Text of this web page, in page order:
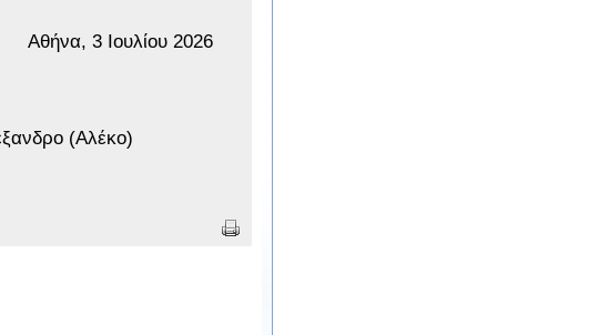
Αθήνα, 3 Ιουλίου 2026
(Αλέκο)